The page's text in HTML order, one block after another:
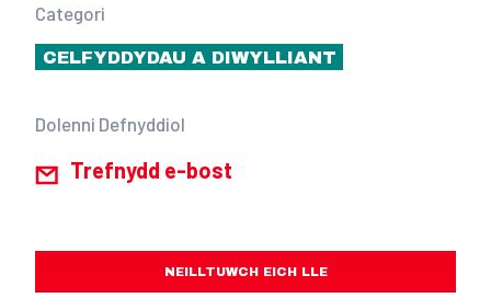
Categori
CELFYDDYDAU A DIWYLLIANT
Dolenni Defnyddiol
Trefnydd e-bost
NEILLTUWCH EICH LLE